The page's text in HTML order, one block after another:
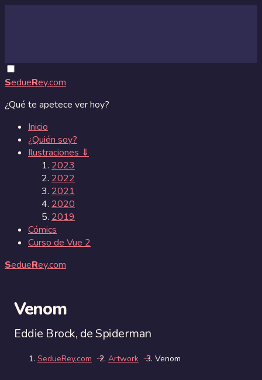
SedueRey.com
¿Qué te apetece ver hoy?
Inicio
¿Quién soy?
Ilustraciones ⇓
2023
2022
2021
2020
2019
Cómics
Curso de Vue 2
SedueRey.com
Venom
Eddie Brock, de Spiderman
SedueRey.com Artwork Venom